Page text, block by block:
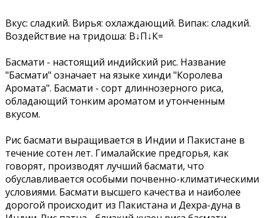
Вкус: сладкий. Вирья: охлаждающий. Випак: сладкий.
Воздействие на тридоша: В↓П↓К=
Басмати - настоящий индийский рис. Название
"Басмати" означает на языке хинди "Королева
Аромата". Басмати - сорт длиннозерного риса,
обладающий тонким ароматом и утонченным
вкусом.
Рис басмати выращивается в Индии и Пакистане в
течение сотен лет. Гималайские предгорья, как
говорят, производят лучший басмати, что
обуславливается особыми почвенно-климатическими
условиями. Басмати высшего качества и наиболее
дорогой происходит из Пакистана и Дехра-дуна в